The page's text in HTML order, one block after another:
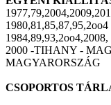
2000 -TIHANY -
MAGYARORSZÁG
CSOPORTOS